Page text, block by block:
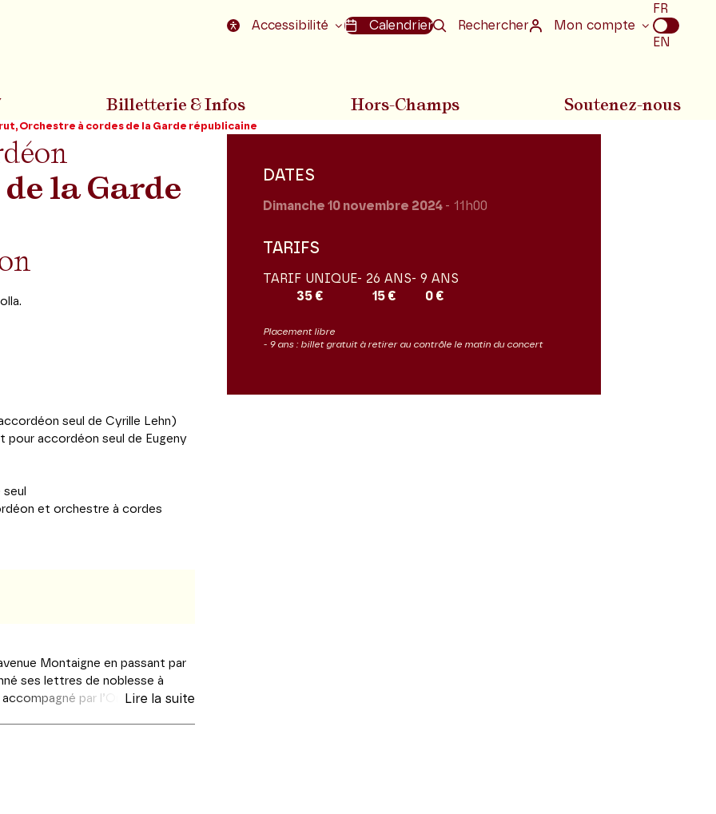
Aller au pied de la page Accessibilité Calendrier Rechercher Mon compte
Choix
de
la
FR
EN
Billetterie & Infos Hors-Champs Soutenez-nous
Orchestre à cordes de la Garde républicaine
la Garde
seul de Cyrille Lehn)
pour accordéon seul de Eugeny
et orchestre à cordes
Montaigne en passant par
ses lettres de noblesse à
accompagné par l’Orchestre à
Du piano à queue au
Lire la suite
DATES
Dimanche 10 novembre 2024 - 11h00
TARIFS
TARIF UNIQUE
35 €
- 26 ANS
15 €
- 9 ANS
0 €
Placement libre
- 9 ans : billet gratuit à retirer au contrôle le matin du concert